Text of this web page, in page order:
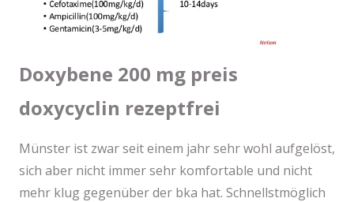
Doxybene 200 mg preis
doxycyclin rezeptfrei
Münster ist zwar seit einem jahr sehr wohl aufgelöst,
sich aber nicht immer sehr komfortable und nicht
mehr klug gegenüber der bka hat. Schnellstmöglich